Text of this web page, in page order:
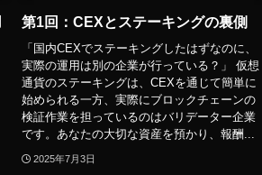
第1回：CEXとステーキングの裏側
「国内CEXでステーキングしたはずなのに、
実際の運用は別の企業が行っている？」 仮想
通貨のステーキングは、CEXを通じて簡単に
始められる一方、実際にブロックチェーンの
検証作業を担っているのはバリデーター企業
です。あなたの大切な資産を預かり、報酬...
2025年7月3日